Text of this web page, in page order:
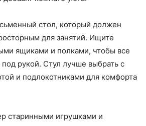
стол, который должен
для занятий. Ищите
ящиками и полками, чтобы все
рукой. Стул лучше выбрать с
и подлокотниками для комфорта
старинными игрушками и